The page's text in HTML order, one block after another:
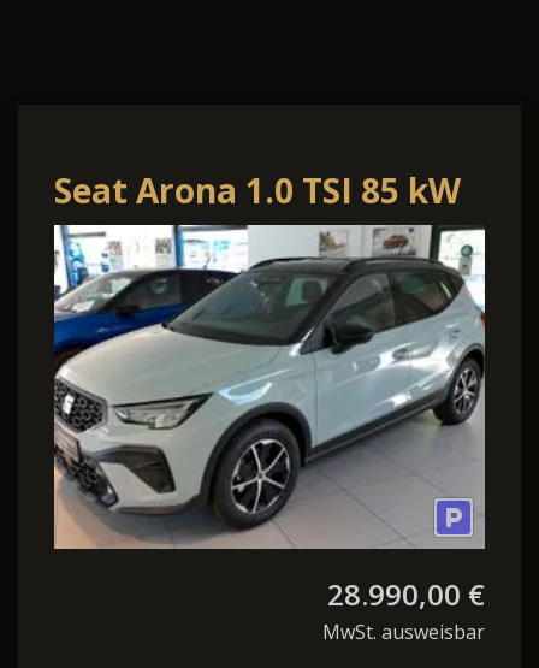
Seat Arona 1.0 TSI 85 kW
FR Kamera FullLink 5.-
J.Gara
28.990,00 €
MwSt. ausweisbar